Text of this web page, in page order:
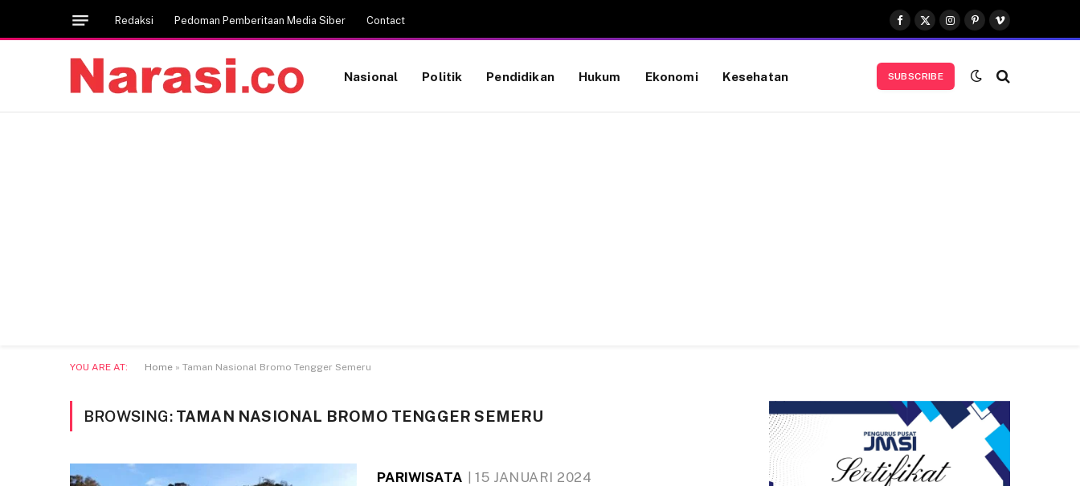
Redaksi Pedoman Pemberitaan Media Siber Contact
Facebook
X
(Twitter)
Instagram
Pinterest
Vimeo
Nasional Politik Pendidikan Hukum Ekonomi Kesehatan SUBSCRIBE
YOU ARE AT: Home » Taman Nasional Bromo Tengger Semeru
BROWSING: TAMAN NASIONAL BROMO TENGGER SEMERU
PARIWISATA 15 JANUARI 2024